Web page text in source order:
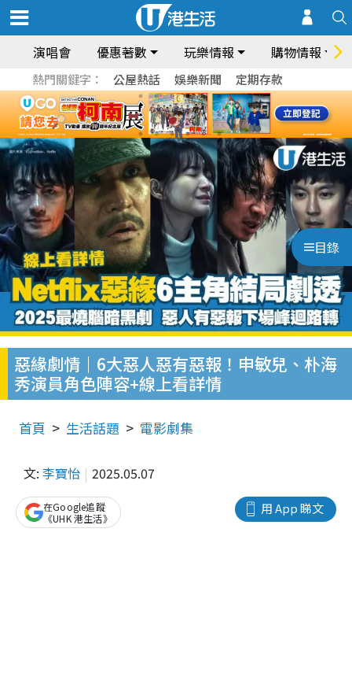
演唱會 優惠著數 玩樂情報 購物情報
熱門關鍵字： 公屋熱話 娛樂新聞 定期存款
目錄
惡緣劇情｜6大惡人惡有惡報！申敏兒、朴海
秀演員角色陣容+線上看詳情
首頁 生活話題 電影劇集
文: 李寶怡 2025.05.07
用 App 睇文
在Google追蹤
《UHK 港生活》